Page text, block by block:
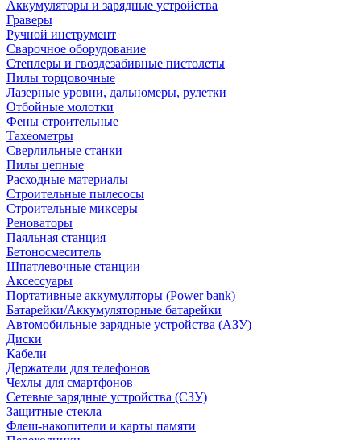
Аккумуляторы и зарядные устройства
Граверы
Ручной инструмент
Сварочное оборудование
Степлеры и гвоздезабивные пистолеты
Пилы торцовочные
Лазерные уровни, дальномеры, рулетки
Отбойные молотки
Фены строительные
Тахеометры
Сверлильные станки
Пилы цепные
Расходные материалы
Строительные пылесосы
Строительные миксеры
Реноваторы
Паяльная станция
Бетоносмеситель
Шпатлевочные станции
Аксессуары
Портативные аккумуляторы (Power bank)
Батарейки/Аккумуляторные батарейки
Автомобильные зарядные устройства (АЗУ)
Диски
Кабели
Держатели для телефонов
Чехлы для смартфонов
Сетевые зарядные устройства (СЗУ)
Защитные стекла
Флеш-накопители и карты памяти